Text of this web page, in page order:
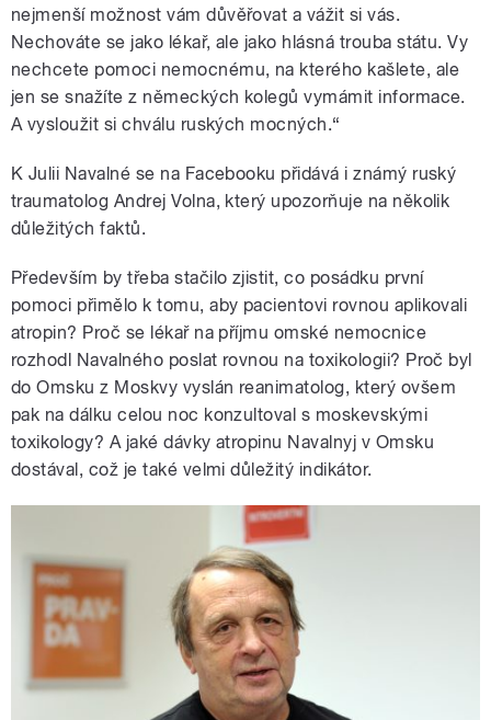
nejmenší možnost vám důvěřovat a vážit si vás.
Nechováte se jako lékař, ale jako hlásná trouba státu. Vy
nechcete pomoci nemocnému, na kterého kašlete, ale
jen se snažíte z německých kolegů vymámit informace.
A vysloužit si chválu ruských mocných.“
K Julii Navalné se na Facebooku přidává i známý ruský
traumatolog Andrej Volna, který upozorňuje na několik
důležitých faktů.
Především by třeba stačilo zjistit, co posádku první
pomoci přimělo k tomu, aby pacientovi rovnou aplikovali
atropin? Proč se lékař na příjmu omské nemocnice
rozhodl Navalného poslat rovnou na toxikologii? Proč byl
do Omsku z Moskvy vyslán reanimatolog, který ovšem
pak na dálku celou noc konzultoval s moskevskými
toxikology? A jaké dávky atropinu Navalnyj v Omsku
dostával, což je také velmi důležitý indikátor.